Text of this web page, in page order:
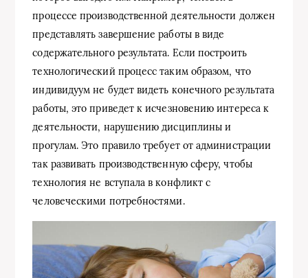
процессе производственной деятельности должен
представлять завершение работы в виде
содержательного результата. Если построить
технологический процесс таким образом, что
индивидуум не будет видеть конечного результата
работы, это приведет к исчезновению интереса к
деятельности, нарушению дисциплины и
прогулам. Это правило требует от администрации
так развивать производственную сферу, чтобы
технология не вступала в конфликт с
человеческими потребностями.